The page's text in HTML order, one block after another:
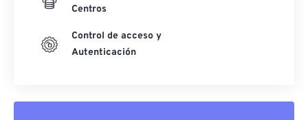
Centros
Control de acceso y
Autenticación